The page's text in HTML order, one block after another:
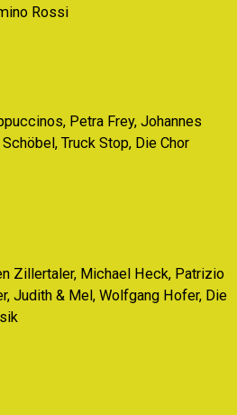
Rossi
Petra Frey, Johannes
Truck Stop, Die Chor
Zillertaler, Michael Heck, Patrizio
Judith & Mel, Wolfgang Hofer, Die